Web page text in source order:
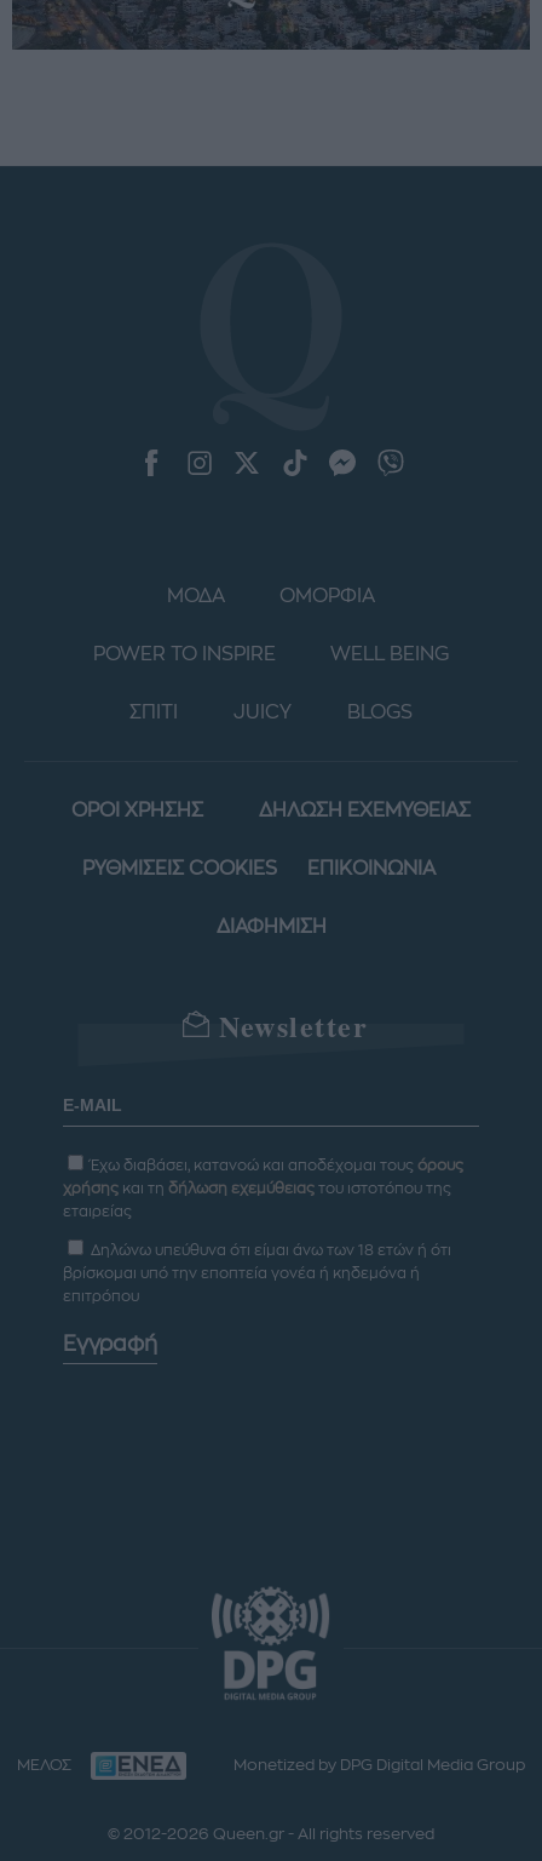
ΜΟΔΑ ΟΜΟΡΦΙΑ
POWER TO INSPIRE WELL BEING
ΣΠΙΤΙ JUICY BLOGS
ΟΡΟΙ ΧΡΗΣΗΣ ΔΗΛΩΣΗ ΕΧΕΜΥΘΕΙΑΣ
ΡΥΘΜΙΣΕΙΣ COOKIES ΕΠΙΚΟΙΝΩΝΙΑ
ΔΙΑΦΗΜΙΣΗ
Newsletter
Έχω διαβάσει, κατανοώ και αποδέχομαι τους όρους
χρήσης και τη δήλωση εχεμύθειας του ιστοτόπου της
εταιρείας
Δηλώνω υπεύθυνα ότι είμαι άνω των 18 ετών ή ότι
βρίσκομαι υπό την εποπτεία γονέα ή κηδεμόνα ή
επιτρόπου
Εγγραφή
ΜΕΛΟΣ Monetized by DPG Digital Media Group
© 2012-2026 Queen.gr - All rights reserved